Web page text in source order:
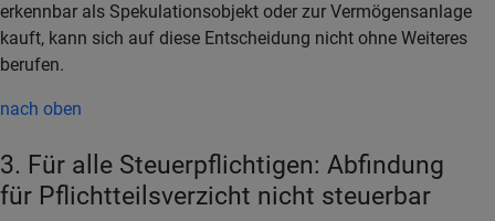
erkennbar als Spekulationsobjekt oder zur Vermögensanlage
kauft, kann sich auf diese Entscheidung nicht ohne Weiteres
berufen.
nach oben
3. Für alle Steuerpflichtigen: Abfindung
für Pflichtteilsverzicht nicht steuerbar